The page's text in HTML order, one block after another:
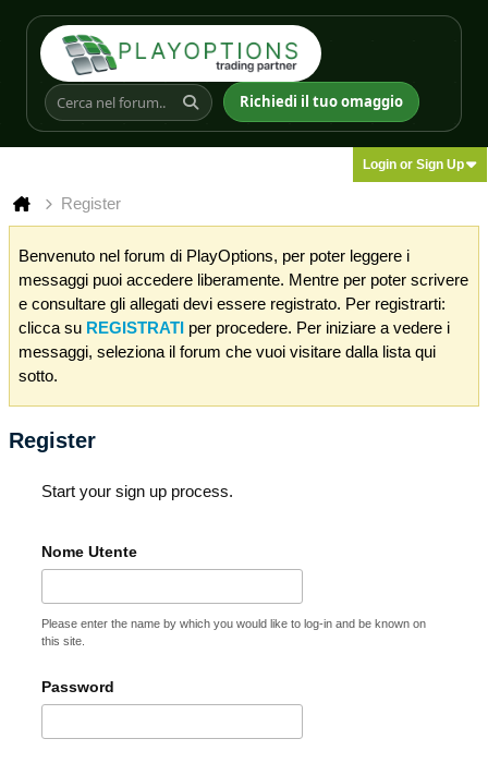
Richiedi il tuo omaggio
Login or Sign Up
Register
Benvenuto nel forum di PlayOptions, per poter leggere i
messaggi puoi accedere liberamente. Mentre per poter scrivere
e consultare gli allegati devi essere registrato. Per registrarti:
clicca su REGISTRATI per procedere. Per iniziare a vedere i
messaggi, seleziona il forum che vuoi visitare dalla lista qui
sotto.
Register
Start your sign up process.
Nome Utente
Please enter the name by which you would like to log-in and be known on
this site.
Password